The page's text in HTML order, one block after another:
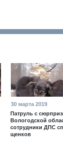
30 марта 2019
Патруль с
Вологодской
сотрудники ДПС
щенков